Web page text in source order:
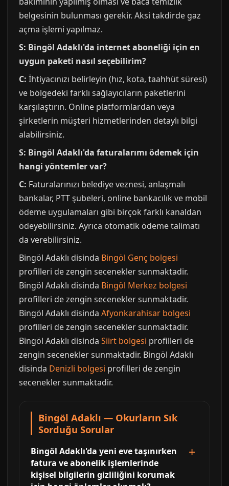
belgesinin bulunması gerekir. Aksi takdirde gaz
açma işlemi yapılmaz.
S: Bingöl Adaklı'da internet aboneliği için en
uygun paketi nasıl seçebilirim?
C: İhtiyacınızı belirleyin (hız, kota, taahhüt süresi)
ve bölgedeki farklı sağlayıcıların paketlerini
karşılaştırın. Online platformlardan veya
şirketlerin müşteri hizmetlerinden detaylı bilgi
alabilirsiniz.
S: Bingöl Adaklı'da faturalarımı ödemek için
hangi yöntemler var?
C: Faturalarınızı belediye veznesi, anlaşmalı
bankalar, PTT şubeleri, online bankacılık ve mobil
ödeme uygulamaları gibi birçok farklı kanaldan
ödeyebilirsiniz. Ayrıca otomatik ödeme talimatı
da verebilirsiniz.
Bingöl Adaklı disinda Bingöl Genç bolgesi
profilleri de zengin secenekler sunmaktadir.
Bingöl Adaklı disinda Bingöl Merkez bolgesi
profilleri de zengin secenekler sunmaktadir.
Bingöl Adaklı disinda Afyonkarahisar bolgesi
profilleri de zengin secenekler sunmaktadir.
Bingöl Adaklı disinda Siirt bolgesi profilleri de
zengin secenekler sunmaktadir. Bingöl Adaklı
disinda Denizli bolgesi profilleri de zengin
secenekler sunmaktadir.
Bingöl Adaklı — Okurların Sık
Sorduğu Sorular
Bingöl Adaklı'da yeni eve taşınırken
fatura ve abonelik işlemlerinde
kişisel bilgilerin gizliliğini korumak